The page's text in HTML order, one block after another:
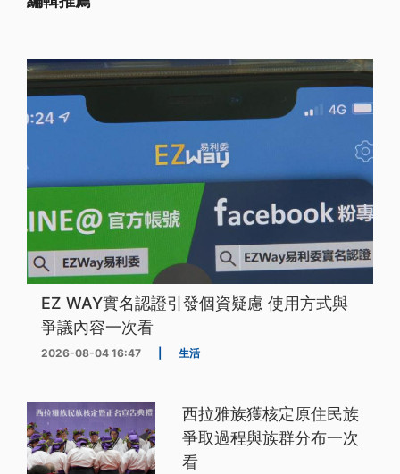
EZ WAY實名認證引發個資疑慮 使用方式與
爭議內容一次看
2026-08-04 16:47 生活
西拉雅族獲核定原住民族
爭取過程與族群分布一次
看